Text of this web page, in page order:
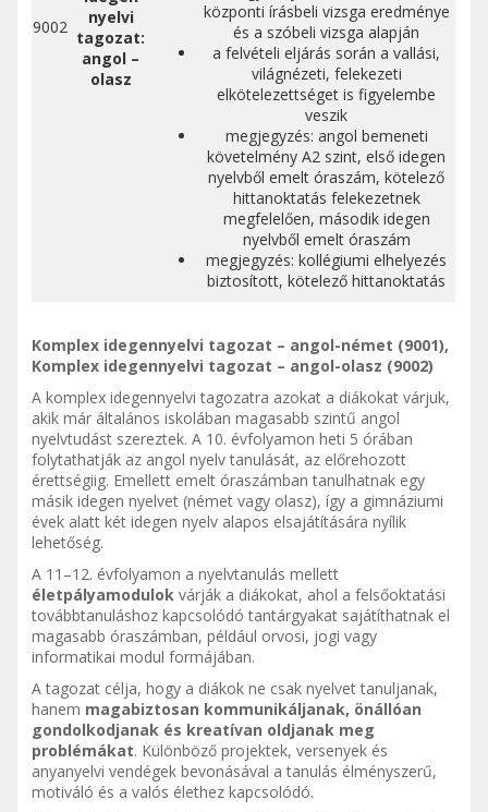
9002
nyelvi
tagozat:
angol –
olasz
központi írásbeli vizsga eredménye
és a szóbeli vizsga alapján
a felvételi eljárás során a vallási,
világnézeti, felekezeti
elkötelezettséget is figyelembe
veszik
megjegyzés: angol bemeneti
követelmény A2 szint, első idegen
nyelvből emelt óraszám, kötelező
hittanoktatás felekezetnek
megfelelően, második idegen
nyelvből emelt óraszám
megjegyzés: kollégiumi elhelyezés
biztosított, kötelező hittanoktatás
Komplex idegennyelvi tagozat – angol-német (9001),
Komplex idegennyelvi tagozat – angol-olasz (9002)
A komplex idegennyelvi tagozatra azokat a diákokat várjuk,
akik már általános iskolában magasabb szintű angol
nyelvtudást szereztek. A 10. évfolyamon heti 5 órában
folytathatják az angol nyelv tanulását, az előrehozott
érettségiig. Emellett emelt óraszámban tanulhatnak egy
másik idegen nyelvet (német vagy olasz), így a gimnáziumi
évek alatt két idegen nyelv alapos elsajátítására nyílik
lehetőség.
A 11–12. évfolyamon a nyelvtanulás mellett
életpályamodulok várják a diákokat, ahol a felsőoktatási
továbbtanuláshoz kapcsolódó tantárgyakat sajátíthatnak el
magasabb óraszámban, például orvosi, jogi vagy
informatikai modul formájában.
A tagozat célja, hogy a diákok ne csak nyelvet tanuljanak,
hanem magabiztosan kommunikáljanak, önállóan
gondolkodjanak és kreatívan oldjanak meg
problémákat. Különböző projektek, versenyek és
anyanyelvi vendégek bevonásával a tanulás élményszerű,
motiváló és a valós élethez kapcsolódó.